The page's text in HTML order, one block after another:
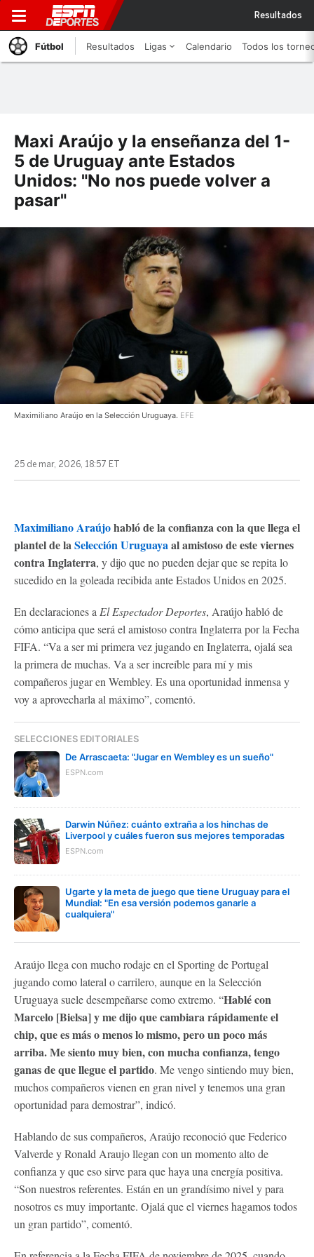
Resultados
Fútbol Resultados Ligas Calendario Todos los
Maxi Araújo y la enseñanza del 1-
5 de Uruguay ante Estados
Unidos: "No nos puede volver a
pasar"
Maximiliano Araújo en la Selección Uruguaya. EFE
25 de mar, 2026, 18:57 ET
Maximiliano Araújohabló de la confianza con la que llega el
plantel de laSelección Uruguayaal amistoso de este viernes
contra Inglaterra, y dijo que no pueden dejar que se repita lo
sucedido en la goleada recibida ante Estados Unidos en 2025.
En declaraciones a El Espectador Deportes, Araújo habló de
cómo anticipa que será el amistoso contra Inglaterra por la Fecha
FIFA. “Va a ser mi primera vez jugando en Inglaterra, ojalá sea
la primera de muchas. Va a ser increíble para mí y mis
compañeros jugar en Wembley. Es una oportunidad inmensa y
voy a aprovecharla al máximo”, comentó.
SELECCIONES EDITORIALES
De Arrascaeta: "Jugar en Wembley es un sueño"
ESPN.com
Darwin Núñez: cuánto extraña a los hinchas de
Liverpool y cuáles fueron sus mejores temporadas
ESPN.com
Ugarte y la meta de juego que tiene Uruguay para el
Mundial: "En esa versión podemos ganarle a
cualquiera"
Araújo llega con mucho rodaje en el Sporting de Portugal
jugando como lateral o carrilero, aunque en la Selección
Uruguaya suele desempeñarse como extremo. “Hablé con
Marcelo [Bielsa] y me dijo que cambiara rápidamente el
chip, que es más o menos lo mismo, pero un poco más
arriba. Me siento muy bien, con mucha confianza, tengo
ganas de que llegue el partido. Me vengo sintiendo muy bien,
muchos compañeros vienen en gran nivel y tenemos una gran
oportunidad para demostrar”, indicó.
Hablando de sus compañeros, Araújo reconoció que Federico
Valverde y Ronald Araujo llegan con un momento alto de
confianza y que eso sirve para que haya una energía positiva.
“Son nuestros referentes. Están en un grandísimo nivel y para
nosotros es muy importante. Ojalá que el viernes hagamos todos
un gran partido”, comentó.